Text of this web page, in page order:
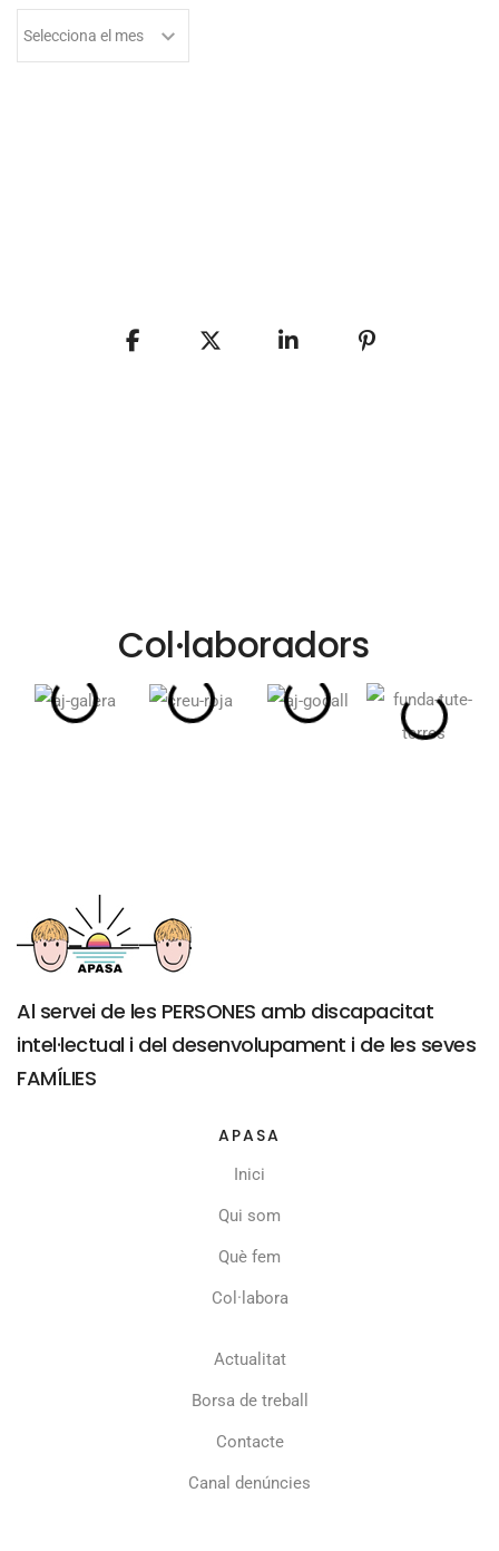
Col·laboradors
Al servei de les PERSONES amb discapacitat
intel·lectual i del desenvolupament i de les seves
FAMÍLIES
APASA
Inici
Qui som
Què fem
Col·labora
Actualitat
Borsa de treball
Contacte
Canal denúncies